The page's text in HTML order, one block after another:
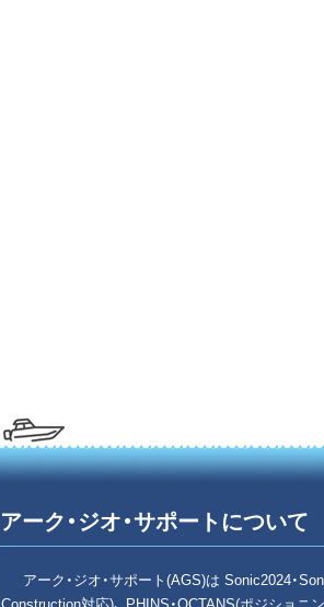
アーク・ジオ・サポートについて
アーク・ジオ・サポート(AGS)は Sonic2024・